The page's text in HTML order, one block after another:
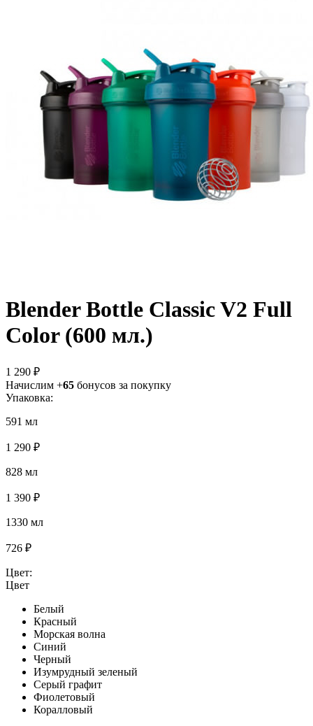
Blender Bottle Classic V2 Full
Color (600 мл.)
1 290 ₽
Начислим +65 бонусов за покупку
Упаковка:
591 мл
1 290 ₽
828 мл
1 390 ₽
1330 мл
726 ₽
Цвет:
Цвет
Белый
Красный
Морская волна
Синий
Черный
Изумрудный зеленый
Серый графит
Фиолетовый
Коралловый